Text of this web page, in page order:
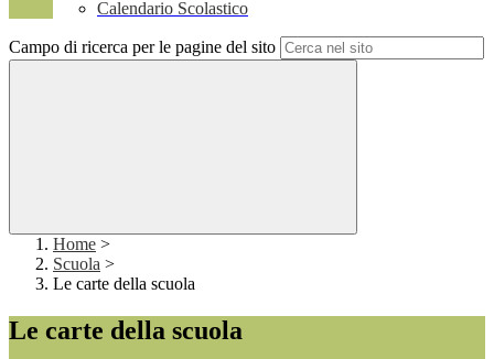
Calendario Scolastico
Campo di ricerca per le pagine del sito
Home >
Scuola >
Le carte della scuola
Le carte della scuola